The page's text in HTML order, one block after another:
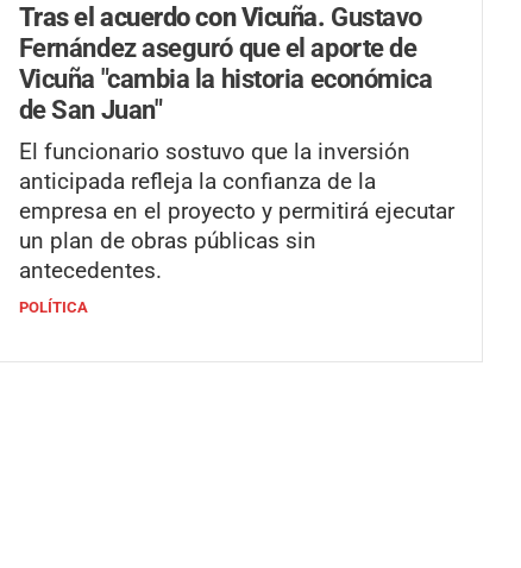
Tras el acuerdo con Vicuña. Gustavo
Fernández aseguró que el aporte de
Vicuña "cambia la historia económica
de San Juan"
El funcionario sostuvo que la inversión
anticipada refleja la confianza de la
empresa en el proyecto y permitirá ejecutar
un plan de obras públicas sin
antecedentes.
POLÍTICA